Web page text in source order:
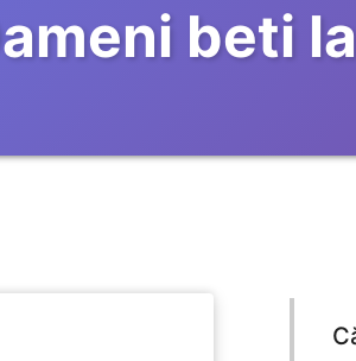
beti